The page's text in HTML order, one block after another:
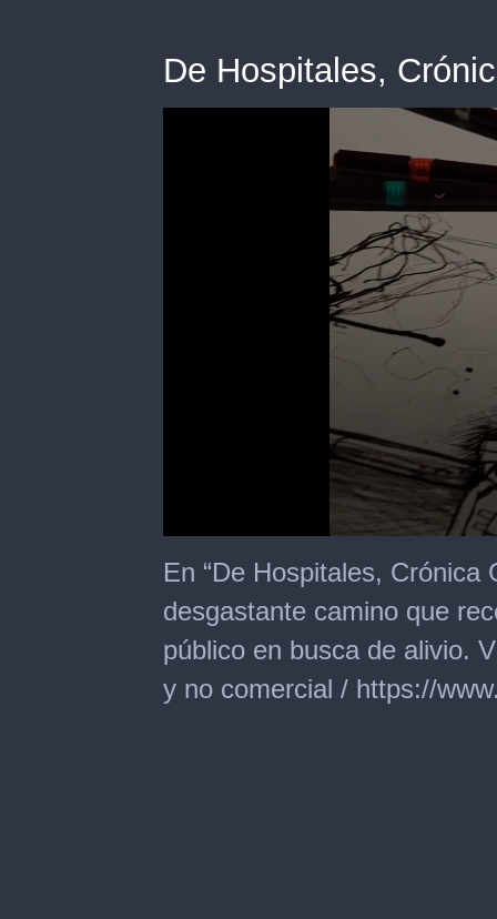
De Hospitales,
seconds
of
seconds
En “De Hospitales, Crónica
desgastante camino que
público en busca de alivio.
y no comercial / https://